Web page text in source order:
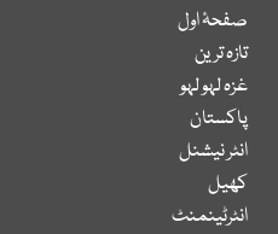
صفحۂ اول
تازہ ترین
غزہ لہو لہو
پاکستان
انٹر نیشنل
کھیل
انٹرٹینمنٹ